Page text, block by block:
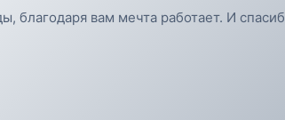
благодаря вам мечта работает. И